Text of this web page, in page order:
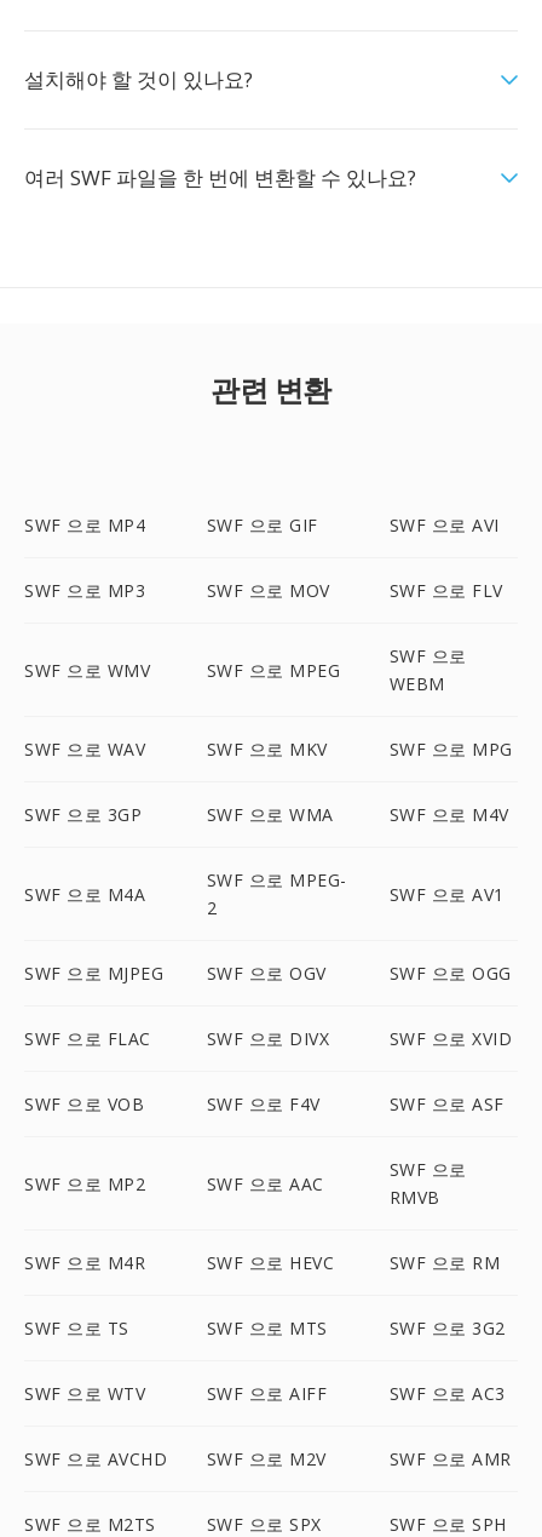
설치해야 할 것이 있나요?
여러 SWF 파일을 한 번에 변환할 수 있나요?
관련 변환
SWF 으로 MP4 SWF 으로 GIF SWF 으로 AVI
SWF 으로 MP3 SWF 으로 MOV SWF 으로 FLV
SWF 으로 WMV SWF 으로 MPEG
SWF 으로
WEBM
SWF 으로 WAV SWF 으로 MKV SWF 으로 MPG
SWF 으로 3GP SWF 으로 WMA SWF 으로 M4V
SWF 으로 M4A
SWF 으로 MPEG-
2
SWF 으로 AV1
SWF 으로 MJPEG SWF 으로 OGV SWF 으로 OGG
SWF 으로 FLAC SWF 으로 DIVX SWF 으로 XVID
SWF 으로 VOB SWF 으로 F4V SWF 으로 ASF
SWF 으로 MP2 SWF 으로 AAC
SWF 으로
RMVB
SWF 으로 M4R SWF 으로 HEVC SWF 으로 RM
SWF 으로 TS SWF 으로 MTS SWF 으로 3G2
SWF 으로 WTV SWF 으로 AIFF SWF 으로 AC3
SWF 으로 AVCHD SWF 으로 M2V SWF 으로 AMR
SWF 으로 M2TS SWF 으로 SPX SWF 으로 SPH